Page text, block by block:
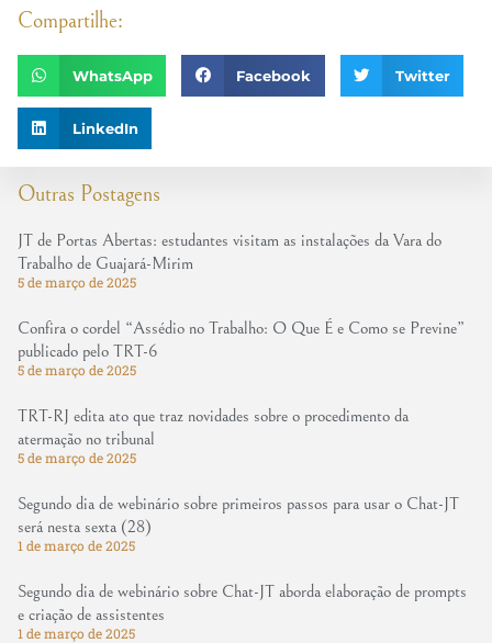
Outras Postagens
JT de Portas Abertas: estudantes visitam as instalações da Vara do
Trabalho de Guajará-Mirim
5 de março de 2025
Confira o cordel “Assédio no Trabalho: O Que É e Como se Previne”
publicado pelo TRT-6
5 de março de 2025
TRT-RJ edita ato que traz novidades sobre o procedimento da
atermação no tribunal
5 de março de 2025
Segundo dia de webinário sobre primeiros passos para usar o Chat-JT
será nesta sexta (28)
1 de março de 2025
Segundo dia de webinário sobre Chat-JT aborda elaboração de prompts
e criação de assistentes
1 de março de 2025
Compartilhe:
WhatsApp Facebook Twitter
LinkedIn